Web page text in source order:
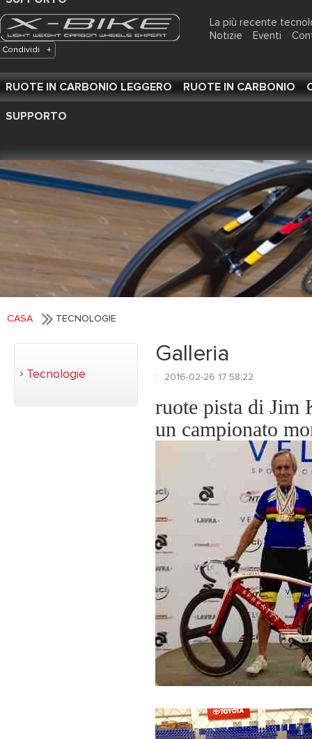
La più recente
Notizie
Eventi
Condividi +
RUOTE IN CARBONIO LEGGERO RUOTE IN CARBONIO
SUPPORTO
CASA TECNOLOGIE
Tecnologie
Galleria
: 2016-02-26 17:58:22
ruote pista di Jim
un campionato